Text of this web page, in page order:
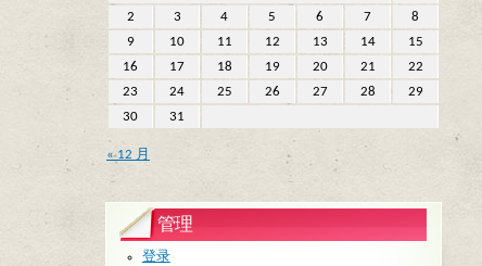
2
3 4 5 6 7
8
9
10 11 12 13 14
15
16
17 18 19 20 21
22
23
24 25 26 27 28
29
30
31
« 12 月
管理
登录